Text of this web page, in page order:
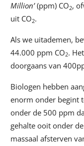
Million’(ppm) CO2,
uit CO2.
Als we uitademen,
44.000 ppm CO2.
doorgaans van
Biologen hebben
enorm onder begint
onder de 500 ppm
gehalte ooit onder
massaal afsterven